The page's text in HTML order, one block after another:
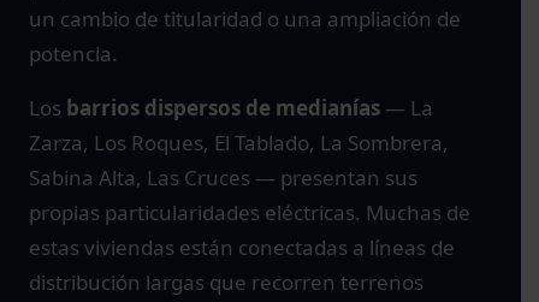
un cambio de titularidad o una ampliación de
potencia.
Los barrios dispersos de medianías — La
Zarza, Los Roques, El Tablado, La Sombrera,
Sabina Alta, Las Cruces — presentan sus
propias particularidades eléctricas. Muchas de
estas viviendas están conectadas a líneas de
distribución largas que recorren terrenos